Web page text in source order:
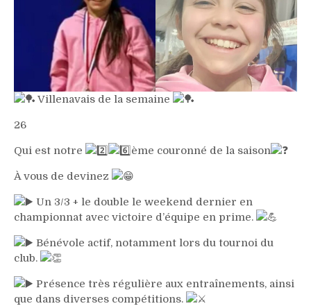
Villenavais de la semaine
26
Qui est notre ème couronné de la saison
À vous de devinez
Un 3/3 + le double le weekend dernier en
championnat avec victoire d’équipe en prime.
Bénévole actif, notamment lors du tournoi du
club.
Présence très régulière aux entraînements, ainsi
que dans diverses compétitions.